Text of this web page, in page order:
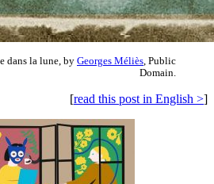
dans la lune, by Georges Méliès , Public
Domain.
[read this post in English >]